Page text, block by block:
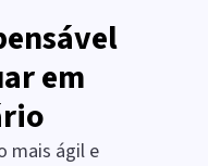
em
mais ágil e